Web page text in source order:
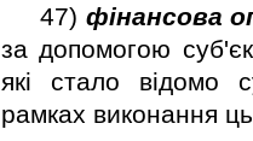
47) фiнансова
за допомогою
якi стало вiдомо
рамках виконання